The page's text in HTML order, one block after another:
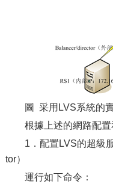
圖 采用LVS系統的
根據上述的網路配置
1．配置LVS的超級
tor）
運行如下命令：